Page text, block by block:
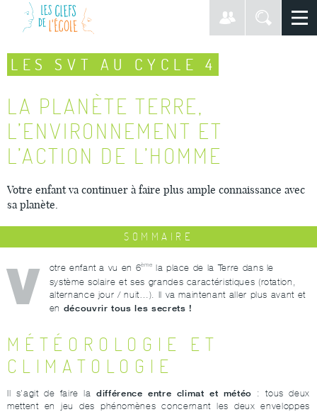
LES SVT AU CYCLE 4
LA PLANÈTE TERRE,
L’ENVIRONNEMENT ET
L’ACTION DE L’HOMME
Votre enfant va continuer à faire plus ample connaissance avec
sa planète.
SOMMAIRE
V otre enfant a vu en 6ème la place de la Terre dans le
système solaire et ses grandes caractéristiques (rotation,
alternance jour / nuit…). Il va maintenant aller plus avant et
en découvrir tous les secrets !
MÉTÉOROLOGIE ET
CLIMATOLOGIE
Il s’agit de faire ladifférence entre climat et météo : tous deux
mettent en jeu des phénomènes concernant les deux enveloppes